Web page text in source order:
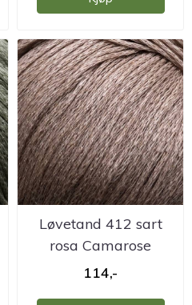
Løvetand 412 sart
rosa Camarose
114,-